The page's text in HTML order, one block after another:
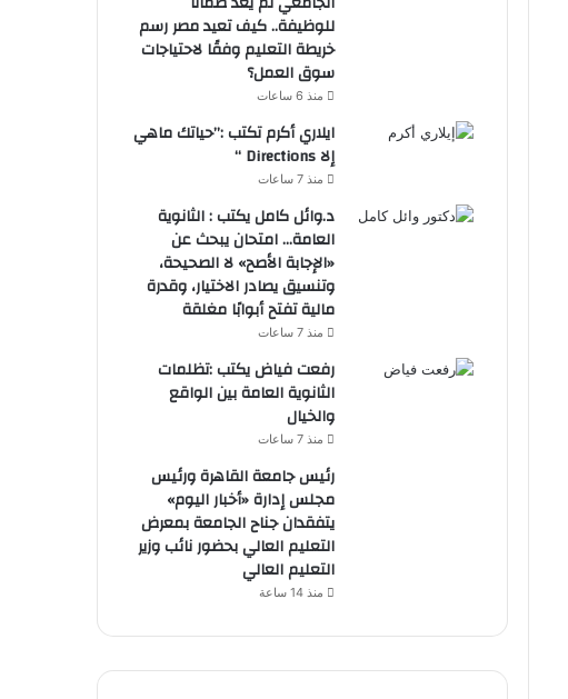
للوظيفة.. كيف تعيد مصر رسم
خريطة التعليم وفقًا لاحتياجات
سوق العمل؟
منذ 6 ساعات
ايلاري أكرم تكتب :”حياتك ماهي
إلا Directions “
منذ 7 ساعات
د.وائل كامل يكتب : الثانوية
العامة… امتحان يبحث عن
«الإجابة الأصح» لا الصحيحة،
وتنسيق يصادر الاختيار، وقدرة
مالية تفتح أبوابًا مغلقة
منذ 7 ساعات
رفعت فياض يكتب :تظلمات
الثانوية العامة بين الواقع
والخيال
منذ 7 ساعات
رئيس جامعة القاهرة ورئيس
مجلس إدارة «أخبار اليوم»
يتفقدان جناح الجامعة بمعرض
التعليم العالي بحضور نائب وزير
التعليم العالي
منذ 14 ساعة